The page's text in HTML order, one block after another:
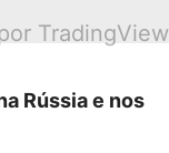
TradingView
Rússia e nos